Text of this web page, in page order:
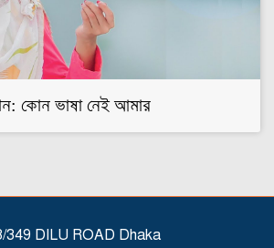
কোন ভাষা নেই আমার
349 DILU ROAD Dhaka